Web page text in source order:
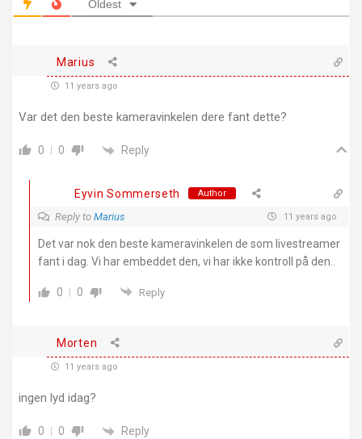
Oldest
Marius
11 years ago
Var det den beste kameravinkelen dere fant dette?
0 0 Reply
Eyvin Sommerseth Author
Reply to Marius 11 years ago
Det var nok den beste kameravinkelen de som livestreamer
fant i dag. Vi har embeddet den, vi har ikke kontroll på den..
0 0 Reply
Morten
11 years ago
ingen lyd idag?
0 0 Reply